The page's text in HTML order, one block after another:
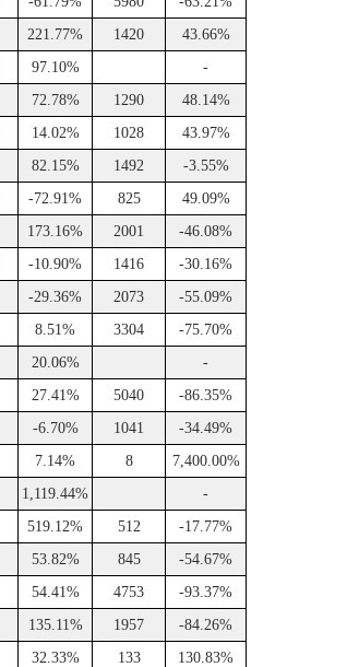
221.77% 1420
43.66%
97.10%
-
72.78% 1290
48.14%
14.02% 1028
43.97%
82.15% 1492
-3.55%
-72.91% 825
49.09%
173.16% 2001
-46.08%
-10.90% 1416
-30.16%
-29.36% 2073
-55.09%
8.51% 3304
-75.70%
20.06%
-
27.41% 5040
-86.35%
-6.70% 1041
-34.49%
7.14% 8
7,400.00%
1,119.44%
-
519.12% 512
-17.77%
53.82% 845
-54.67%
54.41% 4753
-93.37%
135.11% 1957
-84.26%
32.33% 133
130.83%